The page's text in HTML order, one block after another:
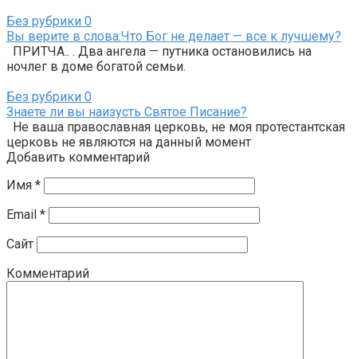
Без рубрики 0
Вы верите в слова:Что Бог не делает — все к лучшему?
ПРИТЧА.. . Два ангела — путника остановились на
ночлег в доме богатой семьи.
Без рубрики 0
Знаете ли вы наизусть Святое Писание?
Не ваша православная церковь, не моя протестантская
церковь не являются на данный момент
Добавить комментарий
Имя *
Email *
Сайт
Комментарий